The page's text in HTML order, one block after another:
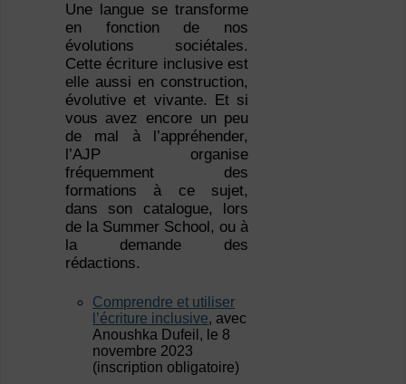
Une langue se transforme
en fonction de nos
évolutions sociétales.
Cette écriture inclusive est
elle aussi en construction,
évolutive et vivante. Et si
vous avez encore un peu
de mal à l’appréhender,
l’AJP organise
fréquemment des
formations à ce sujet,
dans son catalogue, lors
de la Summer School, ou à
la demande des
rédactions.
Comprendre et utiliser
l’écriture inclusive, avec
Anoushka Dufeil, le 8
novembre 2023
(inscription obligatoire)